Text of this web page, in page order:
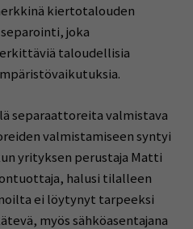
kiertotalouden
joka
taloudellisia
separaattoreita valmistava
valmistamiseen syntyi
yrityksen perustaja Matti
halusi tilalleen
ei löytynyt tarpeeksi
myös sähköasentajana